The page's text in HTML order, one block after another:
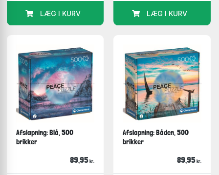
LÆG I KURV LÆG I KURV
Afslapning: Blå, 500
brikker
89,95 kr.
Afslapning: Båden, 500
brikker
89,95 kr.